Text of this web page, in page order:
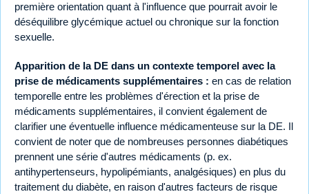
première orientation quant à l'influence que pourrait avoir le
déséquilibre glycémique actuel ou chronique sur la fonction
sexuelle.
Apparition de la DE dans un contexte temporel avec la
prise de médicaments supplémentaires : en cas de relation
temporelle entre les problèmes d'érection et la prise de
médicaments supplémentaires, il convient également de
clarifier une éventuelle influence médicamenteuse sur la DE. Il
convient de noter que de nombreuses personnes diabétiques
prennent une série d'autres médicaments (p. ex.
antihypertenseurs, hypolipémiants, analgésiques) en plus du
traitement du diabète, en raison d'autres facteurs de risque